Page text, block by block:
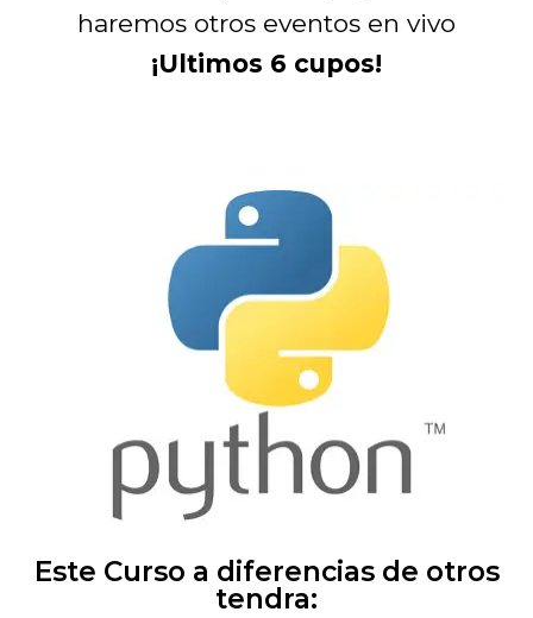
haremos otros eventos en vivo
¡Ultimos 6 cupos!
Este Curso a diferencias de otros
tendra: